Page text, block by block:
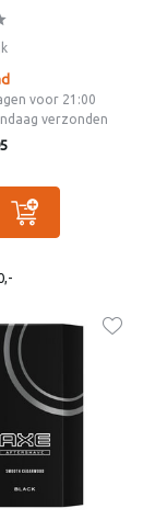
voor 21:00
verzonden